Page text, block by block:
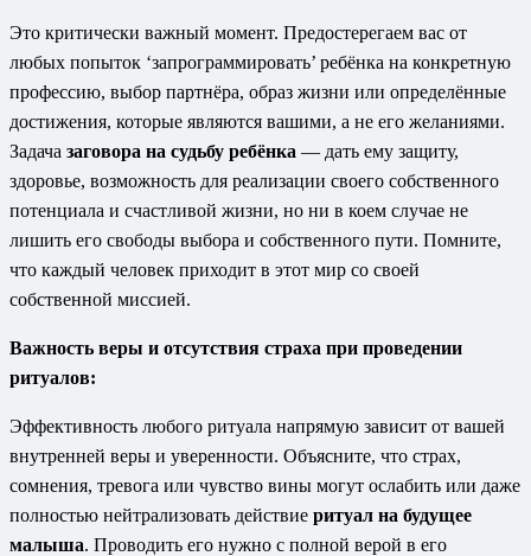
Это критически важный момент. Предостерегаем вас от
любых попыток ‘запрограммировать’ ребёнка на конкретную
профессию, выбор партнёра, образ жизни или определённые
достижения, которые являются вашими, а не его желаниями.
Задача заговора на судьбу ребёнка — дать ему защиту,
здоровье, возможность для реализации своего собственного
потенциала и счастливой жизни, но ни в коем случае не
лишить его свободы выбора и собственного пути. Помните,
что каждый человек приходит в этот мир со своей
собственной миссией.
Важность веры и отсутствия страха при проведении
ритуалов:
Эффективность любого ритуала напрямую зависит от вашей
внутренней веры и уверенности. Объясните, что страх,
сомнения, тревога или чувство вины могут ослабить или даже
полностью нейтрализовать действие ритуал на будущее
малыша. Проводить его нужно с полной верой в его